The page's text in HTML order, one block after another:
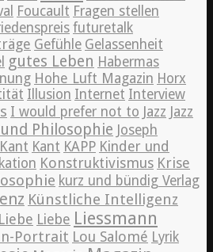
Foucault Fragen stellen
futuretalk
Gefühle Gelassenheit
gutes Leben Habermas
Hohe Luft Magazin Horx
Illusion Internet Interview
I would prefer not to Jazz Jazz
und Philosophie Joseph
Kant Kant KAPP Kinder und
Konstruktivismus Krise
kurz und bündig Verlag
Künstliche Intelligenz
Liebe Liebe Liessmann
Portrait Lou Salomé Lyrik